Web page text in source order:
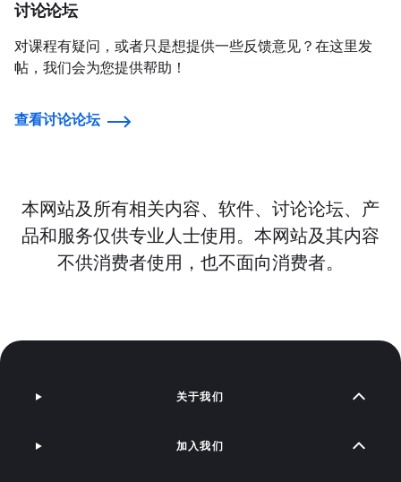
讨论论坛
对课程有疑问，或者只是想提供一些反馈意见？在这里发
帖，我们会为您提供帮助！
查看讨论论坛
本网站及所有相关内容、软件、讨论论坛、产
品和服务仅供专业人士使用。本网站及其内容
不供消费者使用，也不面向消费者。
关于我们
加入我们